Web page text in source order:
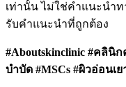
เท่านั้น ไม่ใช่คำแนะนำ
รับคำแนะนำที่ถูกต้อง
#Aboutskinclinic #คลินิก
บำบัด #MSCs #ผิวอ่อนเ